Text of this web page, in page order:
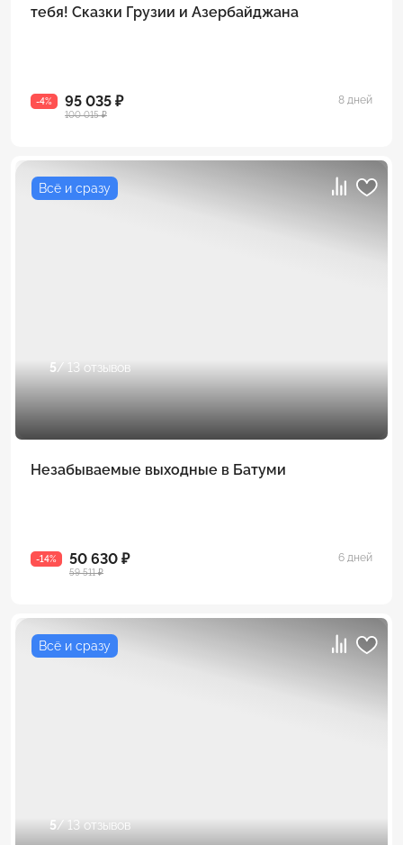
тебя! Сказки Грузии и Азербайджана
-4% 95 035 ₽
100 015 ₽
8 дней
Всё и сразу
5/ 13 отзывов
Незабываемые выходные в Батуми
-14% 50 630 ₽
59 511 ₽
6 дней
Всё и сразу
5/ 13 отзывов